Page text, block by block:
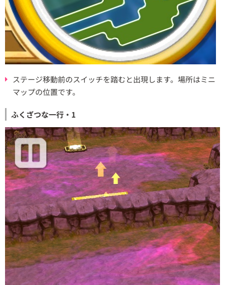
ステージ移動前のスイッチを踏むと出現します。場所はミニ
マップの位置です。
ふくざつな一行・1